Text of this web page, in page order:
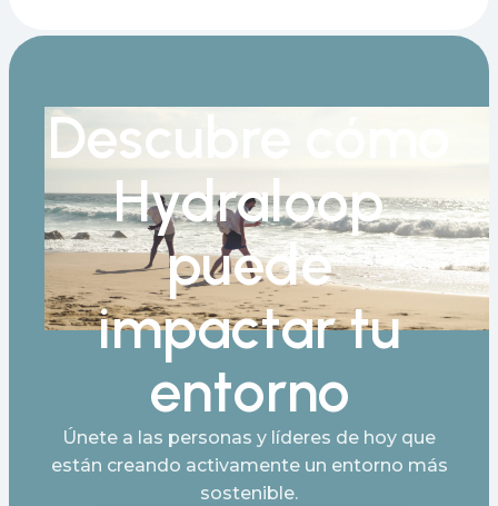
Descubre cómo
Hydraloop
puede
impactar tu
entorno
Únete a las personas y líderes de hoy que
están creando activamente un entorno más
sostenible.